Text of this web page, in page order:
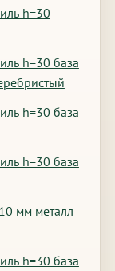
h=30
h=30 база
h=30 база
h=30 база
мм металл
h=30 база